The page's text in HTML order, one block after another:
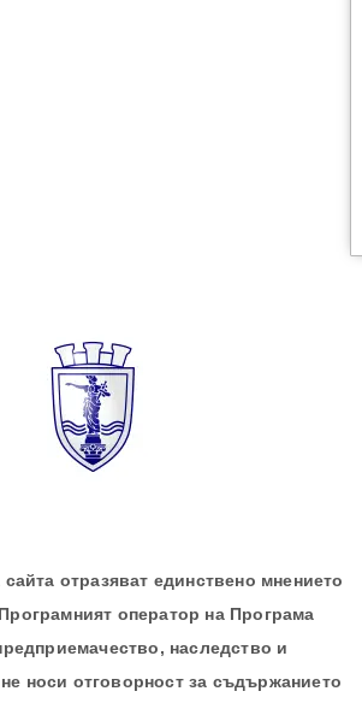
отразяват единствено мнението
оператор на Програма
наследство и
носи отговорност за съдържанието